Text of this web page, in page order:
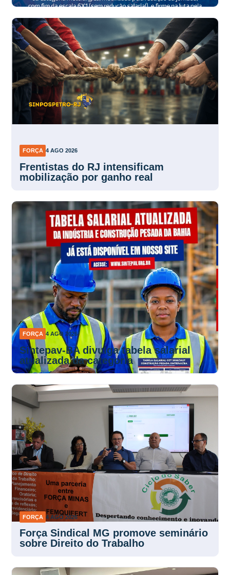
FORÇA 4 AGO 2026
Frentistas do RJ intensificam
mobilização por ganho real
FORÇA 4 AGO 2026
Sintepav-BA divulga tabela salarial
atualizada da categoria
FORÇA 4 AGO 2026
Força Sindical MG promove seminário
sobre Direito do Trabalho